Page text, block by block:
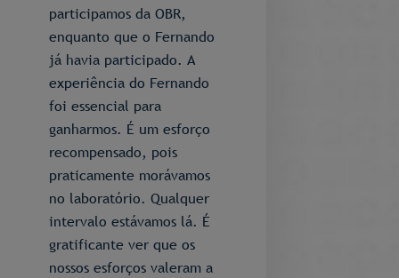
participamos da OBR,
enquanto que o Fernando
já havia participado. A
experiência do Fernando
foi essencial para
ganharmos. É um esforço
recompensado, pois
praticamente morávamos
no laboratório. Qualquer
intervalo estávamos lá. É
gratificante ver que os
nossos esforços valeram a